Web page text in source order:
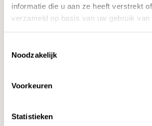
informatie die u aan ze heeft verstrekt
verzameld op basis van uw gebruik
Noodzakelijk
Voorkeuren
Statistieken